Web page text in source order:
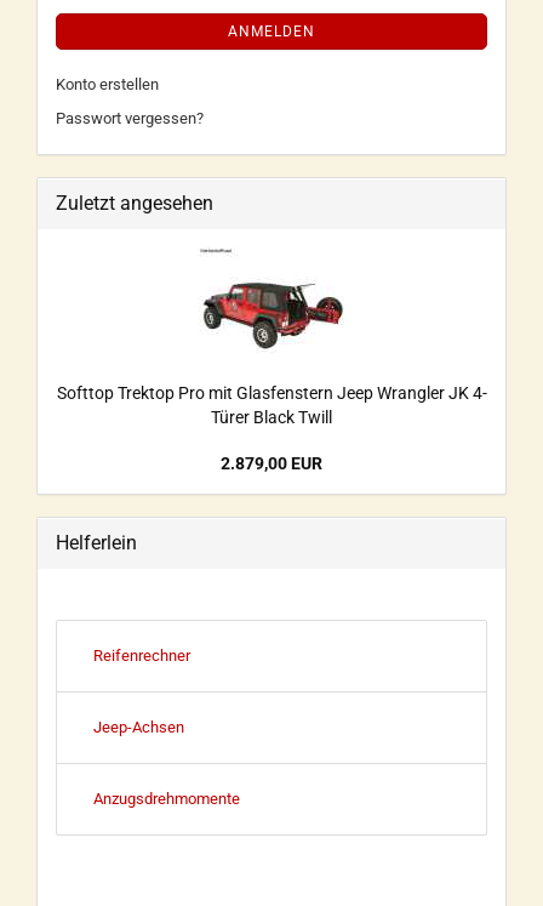
ANMELDEN
Konto erstellen
Passwort vergessen?
Zuletzt angesehen
Softtop Trektop Pro mit Glasfenstern Jeep Wrangler JK 4-
Türer Black Twill
2.879,00 EUR
Helferlein
Reifenrechner
Jeep-Achsen
Anzugsdrehmomente